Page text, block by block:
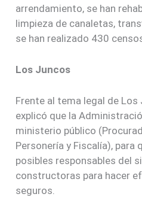
arrendamiento, se han
limpieza de canaletas,
se han realizado 430
Los Juncos
Frente al tema legal de
explicó que la
ministerio público
Personería y Fiscalía), para
posibles responsables del
constructoras para hacer
seguros.